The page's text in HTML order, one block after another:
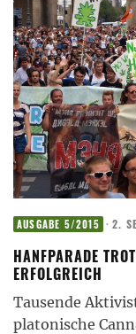
AUSGABE 5/2015 · 2.
HANFPARADE
ERFOLGREICH
Tausende
platonische